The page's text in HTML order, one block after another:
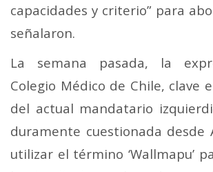
capacidades y criterio” para
señalaron.
La semana pasada, la
Colegio Médico de Chile, clave
del actual mandatario
duramente cuestionada desde
utilizar el término ‘Wallmapu’